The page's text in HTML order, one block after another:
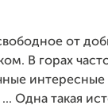
от
В горах
Одна такая